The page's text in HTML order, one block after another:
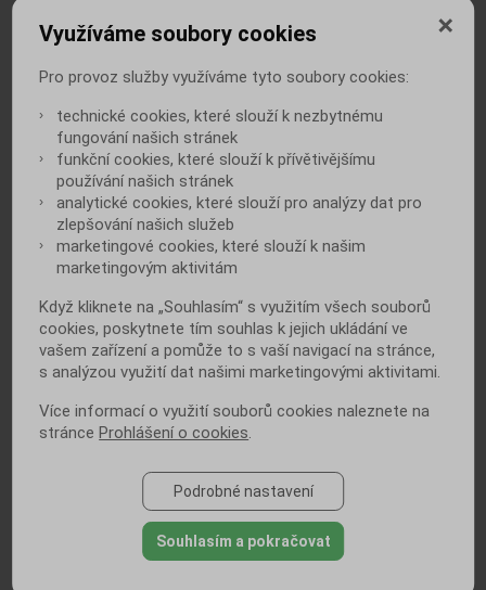
Únava při cukrovce: kdy už je potřeba
zasáhnout
Úprava hmotnosti při diabetu:
zázračné nápoje povoleny!
Už máte novoroční předsevzetí?
Inspirujte se a prospějte svému
Využíváme soubory cookies
Pro provoz služby využíváme tyto soubory cookies:
technické cookies, které slouží k nezbytnému
fungování našich stránek
funkční cookies, které slouží k přívětivějšímu
používání našich stránek
analytické cookies, které slouží pro analýzy dat pro
zlepšování našich služeb
marketingové cookies, které slouží k našim
marketingovým aktivitám
Když kliknete na „Souhlasím“ s využitím všech souborů
cookies, poskytnete tím souhlas k jejich ukládání ve
vašem zařízení a pomůže to s vaší navigací na stránce,
s analýzou využití dat našimi marketingovými aktivitami.
Více informací o využití souborů cookies naleznete na
stránceProhlášení o cookies
Podrobné nastavení
Souhlasím a pokračovat